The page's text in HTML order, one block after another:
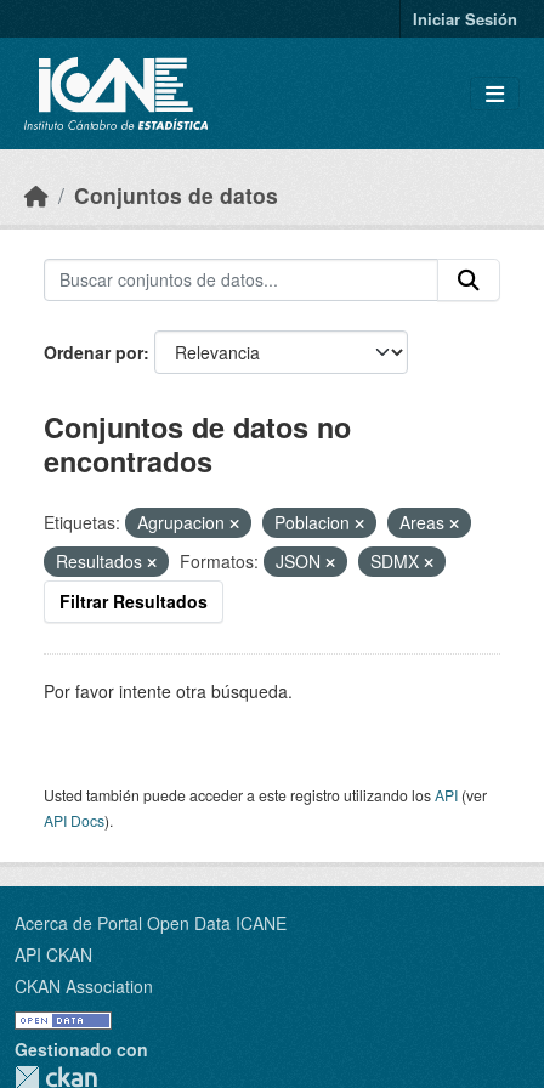
Iniciar Sesión
Conjuntos de datos
Ordenar por
Conjuntos de datos no
encontrados
Etiquetas: Agrupacion Poblacion
Areas
Resultados
Formatos: JSON
SDMX
Filtrar Resultados
Por favor intente otra búsqueda.
Usted también puede acceder a este registro utilizando losAPI (ver
API Docs).
Acerca de Portal Open Data ICANE
API CKAN
CKAN Association
Gestionado con